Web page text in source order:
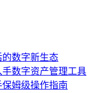
数字新生态
数字资产管理工具
姆级操作指南